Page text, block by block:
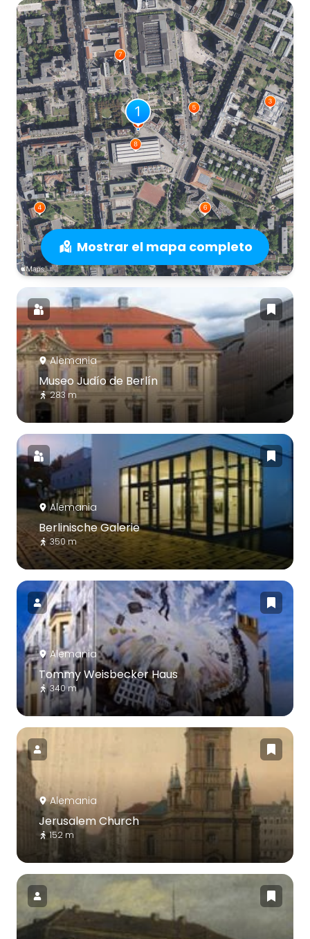
Mostrar el mapa completo
Alemania
Museo Judío de Berlín
283 m
Alemania
Berlinische Galerie
350 m
Alemania
Tommy Weisbecker Haus
340 m
Alemania
Jerusalem Church
152 m